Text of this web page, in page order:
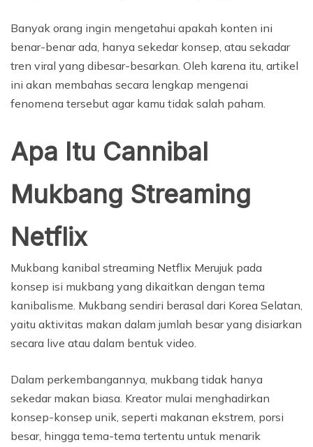
Banyak orang ingin mengetahui apakah konten ini
benar-benar ada, hanya sekedar konsep, atau sekadar
tren viral yang dibesar-besarkan. Oleh karena itu, artikel
ini akan membahas secara lengkap mengenai
fenomena tersebut agar kamu tidak salah paham.
Apa Itu Cannibal
Mukbang Streaming
Netflix
Mukbang kanibal streaming Netflix Merujuk pada
konsep isi mukbang yang dikaitkan dengan tema
kanibalisme. Mukbang sendiri berasal dari Korea Selatan,
yaitu aktivitas makan dalam jumlah besar yang disiarkan
secara live atau dalam bentuk video.
Dalam perkembangannya, mukbang tidak hanya
sekedar makan biasa. Kreator mulai menghadirkan
konsep-konsep unik, seperti makanan ekstrem, porsi
besar, hingga tema-tema tertentu untuk menarik